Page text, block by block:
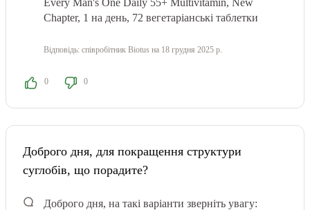
Every Man's One Daily 55+ Multivitamin, New
Chapter, 1 на день, 72 вегетаріанські таблетки
Відповідь: співробітник Biotus на 18 грудня 2025 р.
0 0
Доброго дня, для покращення структури
суглобів, що порадите?
Доброго дня, на такі варіанти зверніть увагу: